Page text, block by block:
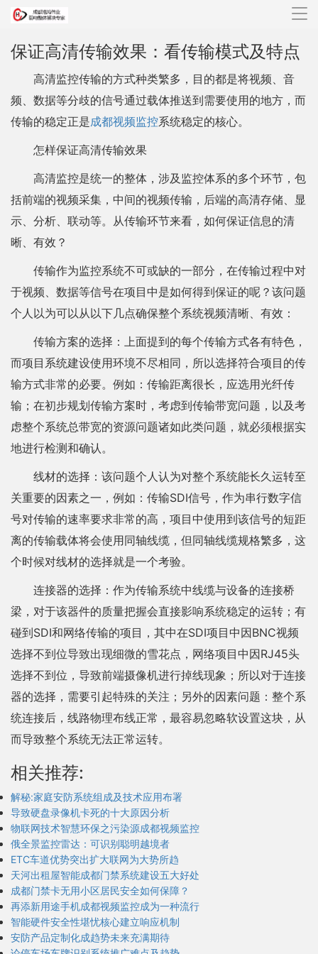
导
保证高清传输效果：看传输模式及特点
高清监控传输的方式种类繁多，目的都是将视频、音
频、数据等分歧的信号通过载体推送到需要使用的地方，而
传输的稳定正是成都视频监控系统稳定的核心。
怎样保证高清传输效果
高清监控是统一的整体，涉及监控体系的多个环节，包
括前端的视频采集，中间的视频传输，后端的高清存储、显
示、分析、联动等。从传输环节来看，如何保证信息的清
晰、有效？
传输作为监控系统不可或缺的一部分，在传输过程中对
于视频、数据等信号在项目中是如何得到保证的呢？该问题
个人以为可以从以下几点确保整个系统视频清晰、有效：
传输方案的选择：上面提到的每个传输方式各有特色，
而项目系统建设使用环境不尽相同，所以选择符合项目的传
输方式非常的必要。例如：传输距离很长，应选用光纤传
输；在初步规划传输方案时，考虑到传输带宽问题，以及考
虑整个系统总带宽的资源问题诸如此类问题，就必须根据实
地进行检测和确认。
线材的选择：该问题个人认为对整个系统能长久运转至
关重要的因素之一，例如：传输SDI信号，作为串行数字信
号对传输的速率要求非常的高，项目中使用到该信号的短距
离的传输载体将会使用同轴线缆，但同轴线缆规格繁多，这
个时候对线材的选择就是一个考验。
连接器的选择：作为传输系统中线缆与设备的连接桥
梁，对于该器件的质量把握会直接影响系统稳定的运转；有
碰到SDI和网络传输的项目，其中在SDI项目中因BNC视频
选择不到位导致出现细微的雪花点，网络项目中因RJ45头
选择不到位，导致前端摄像机进行掉线现象；所以对于连接
器的选择，需要引起特殊的关注；另外的因素问题：整个系
统连接后，线路物理布线正常，最容易忽略软设置这块，从
而导致整个系统无法正常运转。
相关推荐:
解秘:家庭安防系统组成及技术应用布署
导致硬盘录像机卡死的十大原因分析
物联网技术智慧环保之污染源成都视频监控
俄全景监控雷达：可识别聪明越境者
ETC车道优势突出扩大联网为大势所趋
天河出租屋智能成都门禁系统建设五大好处
成都门禁卡无用小区居民安全如何保障？
再添新用途手机成都视频监控成为一种流行
智能硬件安全性堪忧核心建立响应机制
安防产品定制化成趋势未来充满期待